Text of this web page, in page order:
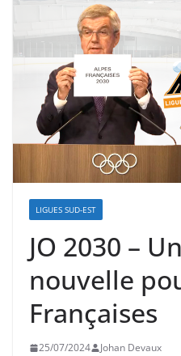
LIGUES SUD-EST
JO 2030 –
nouvelle
Françaises
25/07/2024 Johan Devaux